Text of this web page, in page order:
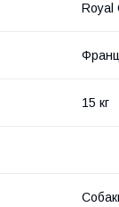
Royal
15 кг